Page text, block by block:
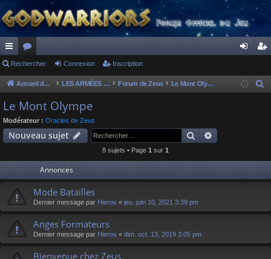
ac
co
ur
ci
or
u
m
s
ne cri
Rechercher Connexion Inscription
Accueil du forum LES ARMÉES DIVINES - FORUMS DE CLAN Forum de Zeus Le Mont Olympe
c
Le Mont Olympe
Modérateur : Oracles de Zeus
Nouveau sujet Rechercher
8 sujets • Page 1 sur 1
Annonces
Mode Batailles
Dernier message par Hieros « jeu. juin 10, 2021 3:39 pm
Anges Formateurs
Dernier message par Hieros « dim. oct. 13, 2019 3:05 pm
Bienvenue chez Zeus